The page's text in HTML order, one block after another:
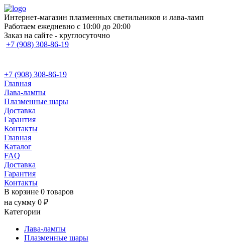
Интернет-магазин плазменных светильников и лава-ламп
Работаем ежедневно с 10:00 до 20:00
Заказ на сайте - круглосуточно
+7 (908) 308-86-19
+7 (908) 308-86-19
Главная
Лава-лампы
Плазменные шары
Доставка
Гарантия
Контакты
Главная
Каталог
FAQ
Доставка
Гарантия
Контакты
В корзине 0 товаров
на сумму 0 ₽
Категории
Лава-лампы
Плазменные шары